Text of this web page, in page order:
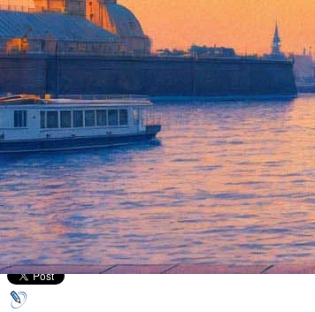
На реконструкции
21 января 2018, воскресенье,12.00
Версия для печати
Все афиша плюс